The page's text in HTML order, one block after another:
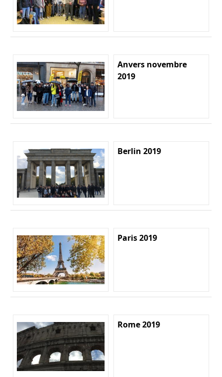
Anvers novembre
2019
Berlin 2019
Paris 2019
Rome 2019